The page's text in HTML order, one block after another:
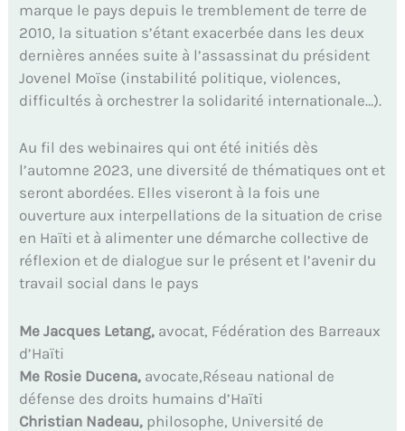
marque le pays depuis le tremblement de terre de
2010, la situation s’étant exacerbée dans les deux
dernières années suite à l’assassinat du président
Jovenel Moïse (instabilité politique, violences,
difficultés à orchestrer la solidarité internationale…).
Au fil des webinaires qui ont été initiés dès
l’automne 2023, une diversité de thématiques ont et
seront abordées. Elles viseront à la fois une
ouverture aux interpellations de la situation de crise
en Haïti et à alimenter une démarche collective de
réflexion et de dialogue sur le présent et l’avenir du
travail social dans le pays
Me Jacques Letang, avocat, Fédération des Barreaux
d’Haïti
Me Rosie Ducena, avocate,Réseau national de
défense des droits humains d’Haïti
Christian Nadeau, philosophe, Université de